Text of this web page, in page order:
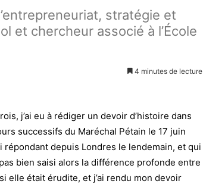
stratégie et
et chercheur associé à l’École
4 minutes de lecture
j’ai eu à rédiger un devoir d’histoire dans
successifs du Maréchal Pétain le 17 juin
répondant depuis Londres le lendemain, et qui
bien saisi alors la différence profonde entre
elle était érudite, et j’ai rendu mon devoir